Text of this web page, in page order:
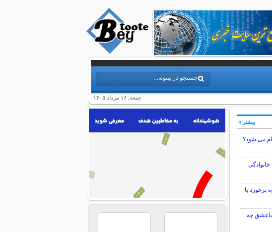
جمعه, ۱۶ مرداد ۱۴۰۵
می شود؟
برخورد با
چه
بیشتر »